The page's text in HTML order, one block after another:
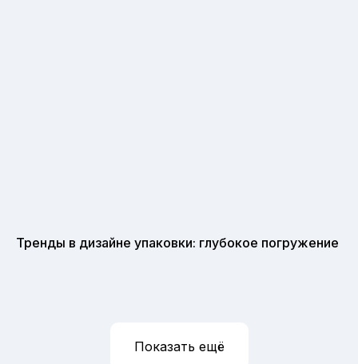
Тренды в дизайне упаковки: глубокое погружение
Показать ещё